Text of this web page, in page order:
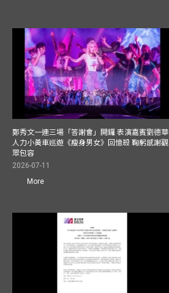
鄭秀文一連三場「答謝會」開鑼 表演嘉賓劉德華
人力小黃車巡遊《瘦身男女》回憶殺 鞠躬感謝觀
眾包容
2026-07-11
More